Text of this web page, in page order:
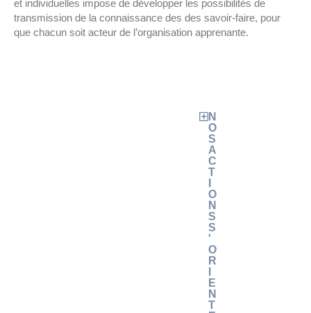
et individuelles impose de développer les possibilités de
transmission de la connaissance des des savoir-faire, pour
que chacun soit acteur de l’organisation apprenante.
N
O
S
A
C
T
O
N
S
S
'
O
R
E
N
T